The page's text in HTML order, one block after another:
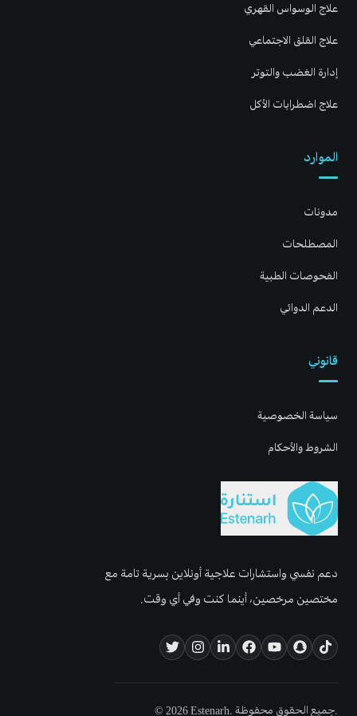
دعم نفسي واستشارات علاجية أونلاين بسرية تامة مع
مختصين مرخصين، أينما كنت وفي أي وقت.
© 2026 Estenarh. جميع الحقوق محفوظة.
علاج الوسواس القهري
علاج القلق الاجتماعي
إدارة الغضب والتوتر
علاج اضطرابات الأكل
الموارد
مدونات
المصطلحات
الفحوصات الطبية
الدعم الدوائي
قانوني
سياسة الخصوصية
الشروط والأحكام